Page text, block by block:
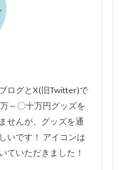
ログとX(旧Twitter)で
～〇十万円グッズを
せんが、グッズを通
いです！ アイコンは
ていただきました！